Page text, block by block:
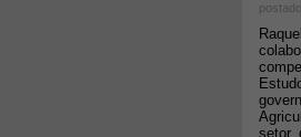
setor,